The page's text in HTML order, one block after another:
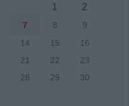
1
2
7 8
9
14 15
16
21 22
23
28 29
30